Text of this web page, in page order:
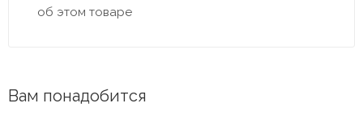
об этом товаре
Вам понадобится